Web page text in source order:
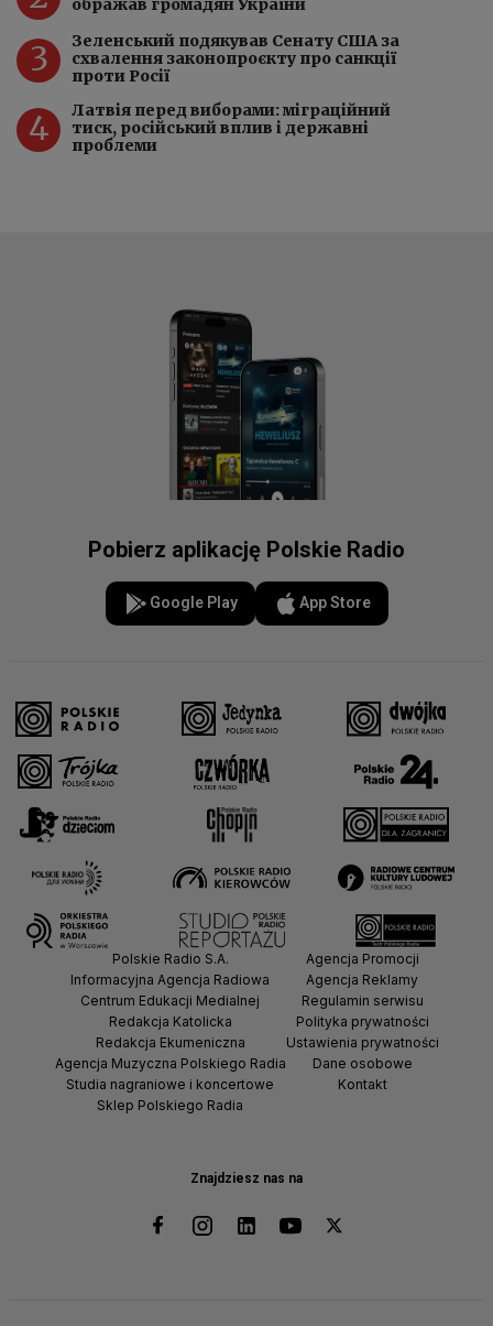
ображав громадян України
3
Зеленський подякував Сенату США за
схвалення законопроєкту про санкції
проти Росії
4
Латвія перед виборами: міграційний
тиск, російський вплив і державні
проблеми
Pobierz aplikację Polskie Radio
Google Play App Store
Znajdziesz nas na
Polskie Radio S.A.
Informacyjna Agencja Radiowa
Centrum Edukacji Medialnej
Redakcja Katolicka
Redakcja Ekumeniczna
Agencja Muzyczna Polskiego Radia
Studia nagraniowe i koncertowe
Sklep Polskiego Radia
Agencja Promocji
Agencja Reklamy
Regulamin serwisu
Polityka prywatności
Ustawienia prywatności
Dane osobowe
Kontakt